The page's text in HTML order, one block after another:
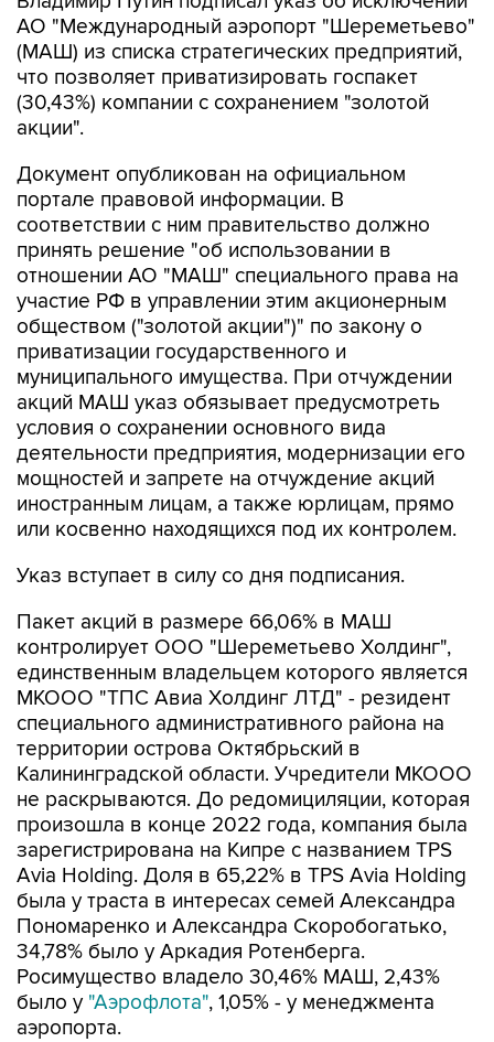
АО "Международный аэропорт "Шереметьево"
(МАШ) из списка стратегических предприятий,
что позволяет приватизировать госпакет
(30,43%) компании с сохранением "золотой
акции".
Документ опубликован на официальном
портале правовой информации. В
соответствии с ним правительство должно
принять решение "об использовании в
отношении АО "МАШ" специального права на
участие РФ в управлении этим акционерным
обществом ("золотой акции")" по закону о
приватизации государственного и
муниципального имущества. При отчуждении
акций МАШ указ обязывает предусмотреть
условия о сохранении основного вида
деятельности предприятия, модернизации его
мощностей и запрете на отчуждение акций
иностранным лицам, а также юрлицам, прямо
или косвенно находящихся под их контролем.
Указ вступает в силу со дня подписания.
Пакет акций в размере 66,06% в МАШ
контролирует ООО "Шереметьево Холдинг",
единственным владельцем которого является
МКООО "ТПС Авиа Холдинг ЛТД" - резидент
специального административного района на
территории острова Октябрьский в
Калининградской области. Учредители МКООО
не раскрываются. До редомициляции, которая
произошла в конце 2022 года, компания была
зарегистрирована на Кипре с названием TPS
Avia Holding. Доля в 65,22% в TPS Avia Holding
была у траста в интересах семей Александра
Пономаренко и Александра Скоробогатько,
34,78% было у Аркадия Ротенберга.
Росимущество владело 30,46% МАШ, 2,43%
было у "Аэрофлота", 1,05% - у менеджмента
аэропорта.